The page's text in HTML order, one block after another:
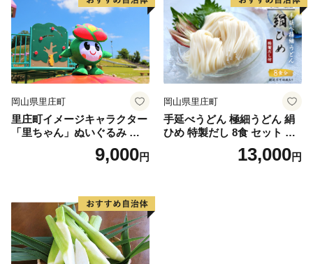
岡山県里庄町
里庄町イメージキャラクター
「里ちゃん」ぬいぐるみ 里
庄町 里ちゃん 9000円9,000円
岡山県里庄町
手延べうどん 極細うどん 絹
ひめ 特製だし 8食 セット 詰
め合わせ 細うどん 乾燥うど
ん 乾麺 手延べ うどん 麺類
13,000円